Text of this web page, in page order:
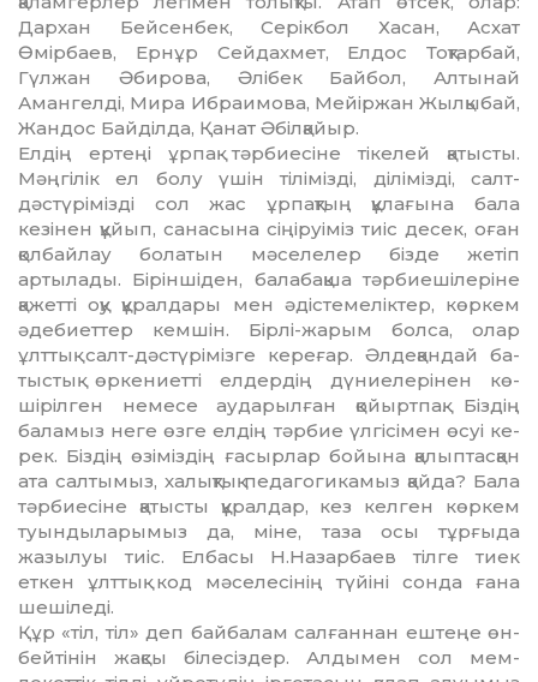
Дархан Бейсенбек, Серікбол Хасан, Ас­хат
Өмірбаев, Ернұр Сейдахмет, Елдос Тоқ­тарбай,
Гүлжан Әбирова, Әлібек Байбол, Алтынай
Амангелді, Мира Ибраимова, Мейіржан Жыл­қы­бай,
Жандос Байділда, Қанат Әбілқайыр.
Елдің ертеңі ұрпақ тәрбиесіне тікелей қа­тыс­ты.
Мәңгілік ел болу үшін тілімізді, ділімізді, салт-
дәстүрімізді сол жас ұрпақтың құлағына бала
кезінен құйып, санасына сіңіруіміз тиіс десек, оған
қолбайлау болатын мәселелер бізде жетіп
артылады. Біріншіден, балабақша тәрбиешілеріне
қажетті оқу құралдары мен әдістемеліктер, көр­кем
әдебиеттер кемшін. Бірлі-жарым болса, олар
ұлттық салт-дәстүрімізге кереғар. Әлдеқандай ба­
тыстық өркениетті елдердің дүниелерінен кө­
шірілген немесе аударылған қойыртпақ. Біздің
бала­мыз неге өзге елдің тәрбие үлгісімен өсуі ке­
рек. Біздің өзіміздің ғасырлар бойына қалып­тасқан
ата салтымыз, халықтық педагогикамыз қайда? Бала
тәрбиесіне қатысты құралдар, кез келген көркем
туындыларымыз да, міне, таза осы тұрғыда
жазылуы тиіс. Елбасы Н.Назарбаев тілге тиек
еткен ұлттық код мәселесінің түйіні сонда ғана
шешіледі.
Құр «тіл, тіл» деп байбалам салғаннан ештеңе өн­
бейтінін жақсы білесіздер. Алдымен сол мем­